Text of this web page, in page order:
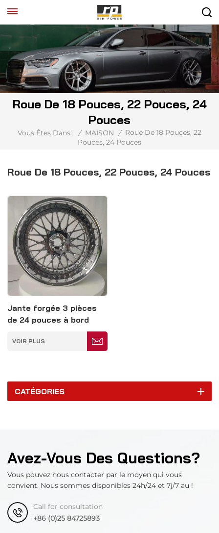
Roue De 18 Pouces, 22 Pouces, 24
Pouces
Vous Êtes Dans : / MAISON / Roue De 18 Pouces, 22
Pouces, 24 Pouces
Roue De 18 Pouces, 22 Pouces, 24 Pouces
Jante forgée 3 pièces
de 24 pouces à bord
profond pour voiture de
luxe
VOIR PLUS
CATÉGORIES
Avez-Vous Des Questions?
Vous pouvez nous contacter par le moyen qui vous
convient. Nous sommes disponibles 24h/24 et 7j/7 au !
Call for consultation
+86 (0)25 84725893